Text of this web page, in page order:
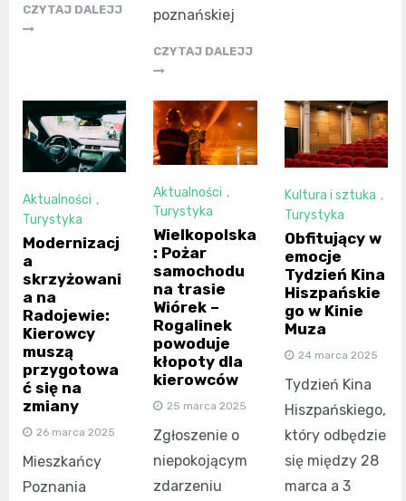
CZYTAJ DALEJJ
poznańskiej
CZYTAJ DALEJJ
Aktualności ,
Turystyka
Modernizacj
a
skrzyżowani
a na
Radojewie:
Kierowcy
muszą
przygotowa
ć się na
zmiany
26 marca 2025
Mieszkańcy
Poznania
Aktualności ,
Turystyka
Wielkopolska
: Pożar
samochodu
na trasie
Wiórek –
Rogalinek
powoduje
kłopoty dla
kierowców
25 marca 2025
Zgłoszenie o
niepokojącym
zdarzeniu
Kultura i sztuka ,
Turystyka
Obfitujący w
emocje
Tydzień Kina
Hiszpańskie
go w Kinie
Muza
24 marca 2025
Tydzień Kina
Hiszpańskiego,
który odbędzie
się między 28
marca a 3